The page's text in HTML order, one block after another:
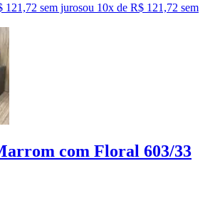
121,72 sem jurosou 10x de R$ 121,72 sem
com Floral 603/33